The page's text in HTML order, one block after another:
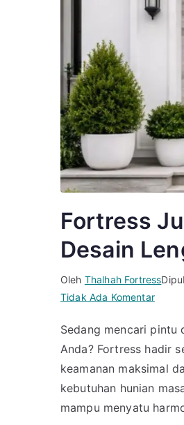
Fortress
Desain
Oleh Thalhah Fortress
Tidak Ada Komentarpada
Jual
Pintu
Rumah
Modern
Sedang mencari
Anda? Fortress hadir
keamanan maksimal
kebutuhan hunian
mampu menyatu